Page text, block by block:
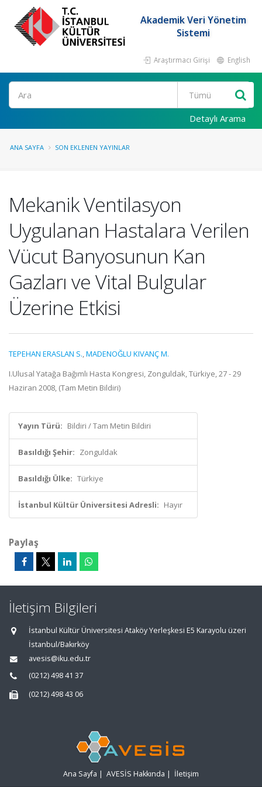
Akademik Veri Yönetim
Sistemi
Araştırmacı Girişi English
Ara
Detaylı Arama
ANA SAYFA SON EKLENEN YAYINLAR
Mekanik Ventilasyon
Uygulanan Hastalara Verilen
Vücut Banyosunun Kan
Gazları ve Vital Bulgular
Üzerine Etkisi
TEPEHAN ERASLAN S.,MADENOĞLU KIVANÇ M.
I.Ulusal Yatağa Bağımlı Hasta Kongresi, Zonguldak, Türkiye, 27 - 29
Haziran 2008, (Tam Metin Bildiri)
Yayın Türü: Bildiri / Tam Metin Bildiri
Basıldığı Şehir: Zonguldak
Basıldığı Ülke: Türkiye
İstanbul Kültür Üniversitesi Adresli: Hayır
Paylaş
İletişim Bilgileri
İstanbul Kültür Üniversitesi Ataköy Yerleşkesi E5 Karayolu üzeri
İstanbul/Bakırköy
avesis@iku.edu.tr
(0212) 498 41 37
(0212) 498 43 06
Ana Sayfa | AVESİS Hakkında | İletişim